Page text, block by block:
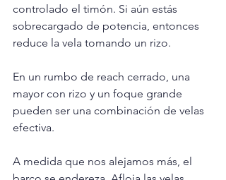
controlado el timón. Si aún estás
sobrecargado de potencia, entonces
reduce la vela tomando un rizo.
En un rumbo de reach cerrado, una
mayor con rizo y un foque grande
pueden ser una combinación de velas
efectiva.
A medida que nos alejamos más, el